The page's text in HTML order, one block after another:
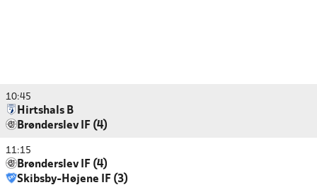
10:45
Hirtshals B
Brønderslev IF (4)
11:15
Brønderslev IF (4)
Skibsby-Højene IF (3)